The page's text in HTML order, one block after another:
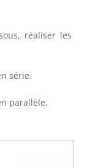
réaliser les
série.
parallèle.